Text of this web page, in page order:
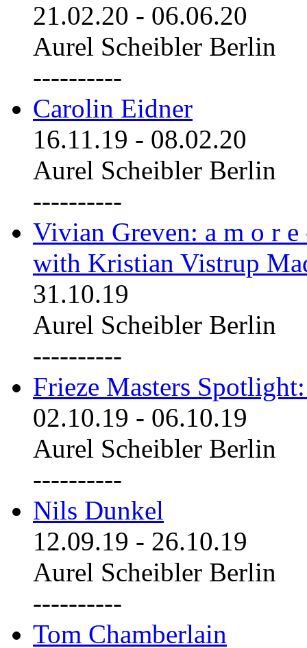
21.02.20 - 06.06.20
Aurel Scheibler Berlin
----------
Carolin Eidner
16.11.19 - 08.02.20
Aurel Scheibler Berlin
----------
Vivian Greven: a m o r
with Kristian Vistrup
31.10.19
Aurel Scheibler Berlin
----------
Frieze Masters
02.10.19 - 06.10.19
Aurel Scheibler Berlin
----------
Nils Dunkel
12.09.19 - 26.10.19
Aurel Scheibler Berlin
----------
Tom Chamberlain